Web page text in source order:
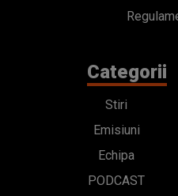
Categorii
Stiri
Emisiuni
Echipa
PODCAST